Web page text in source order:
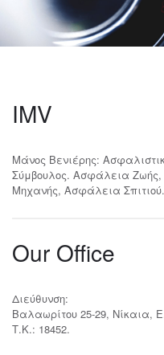
IMV
Μάνος Βενιέρης:
Σύμβουλος. Ασφάλεια
Μηχανής, Ασφάλεια
Our Office
Διεύθυνση:
Βαλαωρίτου 25-29, Νίκαια,
Τ.Κ.: 18452.